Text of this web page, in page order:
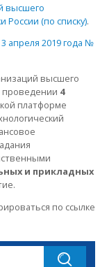
высшего
(по списку).
апреля 2019 года №
высшего
проведении 4
платформе
и прикладных
по ссылке